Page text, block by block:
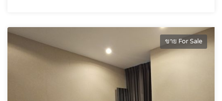
ขาย For Sale